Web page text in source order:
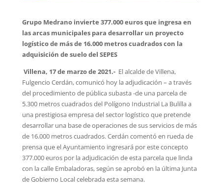
Grupo Medrano invierte 377.000 euros que ingresa en
las arcas municipales para desarrollar un proyecto
logístico de más de 16.000 metros cuadrados con la
adquisición de suelo del SEPES
Villena, 17 de marzo de 2021.- El alcalde de Villena,
Fulgencio Cerdán, comunicó hoy la adjudicación – a través
del procedimiento de pública subasta -de una parcela de
5.300 metros cuadrados del Polígono Industrial La Bulilla a
una prestigiosa empresa del sector logístico que pretende
desarrollar una base de operaciones de sus servicios de más
de 16.000 metros cuadrados. Cerdán comentó en rueda de
prensa que el Ayuntamiento ingresará por este concepto
377.000 euros por la adjudicación de esta parcela que linda
con la calle Embaladoras, según se aprobó en la última Junta
de Gobierno Local celebrada esta semana.